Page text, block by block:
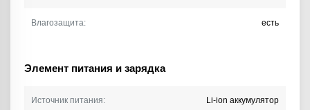
Влагозащита: есть
Элемент питания и зарядка
Источник питания: Li-ion аккумулятор